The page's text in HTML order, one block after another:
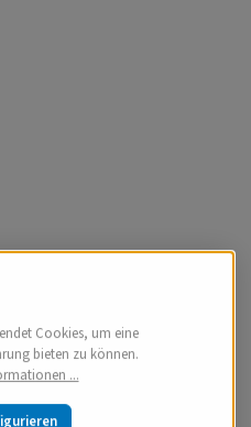
Cookies, um eine
bieten zu können.
...